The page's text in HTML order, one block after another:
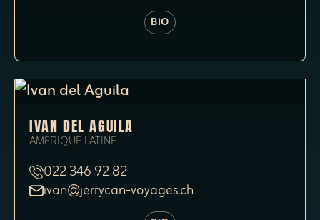
BIO
IVAN DEL AGUILA
AMERIQUE LATINE
022 346 92 82
ivan@jerrycan-voyages.ch